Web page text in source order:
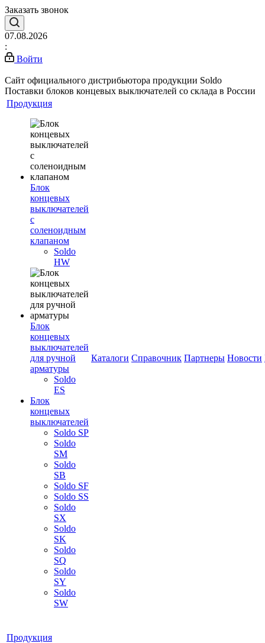
Заказать звонок
07.08.2026
:
Войти
Сайт официального дистрибьютора продукции Soldo
Поставки блоков концевых выключателей со склада в России
Продукция
Блок
концевых
выключателей
с
соленоидным
клапаном
Soldo
HW
Блок
концевых
выключателей
для ручной
арматуры
Soldo
ES
Блок
концевых
выключателей
Soldo SP
Soldo
SM
Soldo
SB
Soldo SF
Soldo SS
Soldo
SX
Soldo
SK
Soldo
SQ
Soldo
SY
Soldo
SW
Каталоги Справочник Партнеры Новости
Продукция